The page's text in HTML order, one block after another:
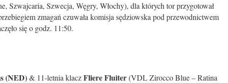
Szwajcaria, Szwecja, Węgry, Włochy), dla których tor przygotował
zmagań czuwała komisja sędziowska pod przewodnictwem
się o godz. 11:50.
(NED)& 11-letnia klaczFliere Fluiter(VDL Zirocco Blue – Ratina